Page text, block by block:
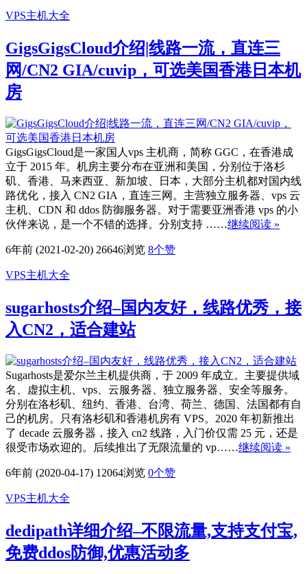
VPS主机大全
GigsGigsCloud介绍|线路一流，直连三
网/CN2 GIA/cuvip，可选美国香港日本机
房
GigsGigsCloud是一家国人vps 主机商，简称 GGC，在香港成
立于 2015 年。机房主要分布在亚洲和美国，分别位于洛杉
矶、香港、马来西亚、新加坡、日本，大部分主机都对国内线
路优化，接入 CN2 GIA，直连三网。主营独立服务器、vps 云
主机、CDN 和 ddos 防御服务器。对于需要亚洲香港 vps 的小
伙伴来说，是一个不错的选择。分别支持 ……继续阅读 »
6年前 (2021-02-20) 26646浏览 8个赞
VPS主机大全
sugarhosts介绍–国内友好，线路优秀，接
入CN2，适合建站
Sugarhosts是爱尔兰主机提供商，于 2009 年成立。主要提供域
名、虚拟主机、vps、云服务器、独立服务器、安全等服务。
分别在洛杉矶、纽约、香港、台湾、荷兰、德国、法国都有自
己的机房。只有洛杉矶和香港机房有 VPS。2020 年初新推出
了 decade 云服务器，接入 cn2 线路，入门价仅需 25 元，还是
很受市场欢迎的。后续推出了无限流量的 vp……继续阅读 »
6年前 (2020-04-17) 12064浏览 0个赞
VPS主机大全
dedipath详细介绍–不限流量,支持支付宝,
免费ddos防御,优惠活动多